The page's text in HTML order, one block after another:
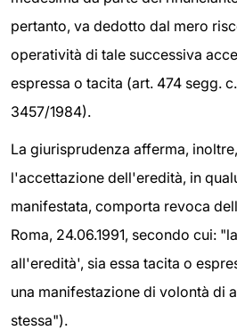
pertanto, va dedotto dal mero
operatività di tale successiva
espressa o tacita (art. 474 segg.
3457/1984).
La giurisprudenza afferma,
l'accettazione dell'eredità, in
manifestata, comporta revoca
Roma, 24.06.1991, secondo cui:
all'eredità', sia essa tacita o
una manifestazione di volontà di
stessa").